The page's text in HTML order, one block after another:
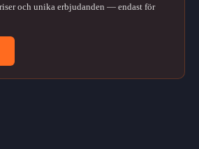
och unika erbjudanden — endast för